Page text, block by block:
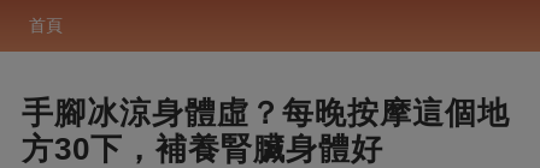
首頁
手腳冰涼身體虛？每晚按摩這個地
方30下，補養腎臟身體好